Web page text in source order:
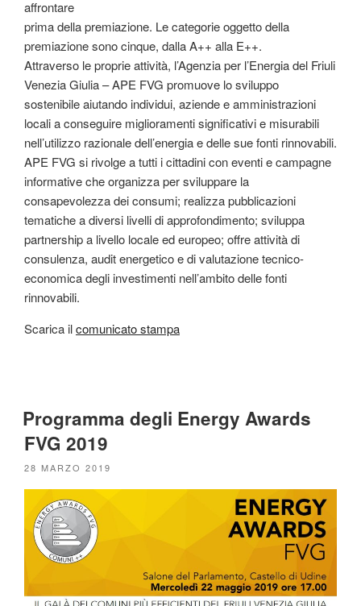
affrontare
prima della premiazione. Le categorie oggetto della
premiazione sono cinque, dalla A++ alla E++.
Attraverso le proprie attività, l’Agenzia per l’Energia del Friuli
Venezia Giulia – APE FVG promuove lo sviluppo
sostenibile aiutando individui, aziende e amministrazioni
locali a conseguire miglioramenti significativi e misurabili
nell’utilizzo razionale dell’energia e delle sue fonti rinnovabili.
APE FVG si rivolge a tutti i cittadini con eventi e campagne
informative che organizza per sviluppare la
consapevolezza dei consumi; realizza pubblicazioni
tematiche a diversi livelli di approfondimento; sviluppa
partnership a livello locale ed europeo; offre attività di
consulenza, audit energetico e di valutazione tecnico-
economica degli investimenti nell’ambito delle fonti
rinnovabili.
Scarica ilcomunicato stampa
Programma degli Energy Awards
FVG 2019
PUBBLICATO
28 MARZO 2019